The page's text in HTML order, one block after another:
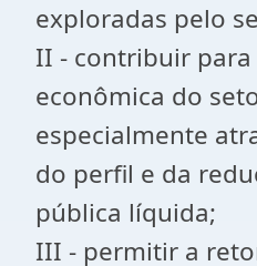
exploradas pelo
II - contribuir
econômica do
especialmente
do perfil e da
pública líquida;
III - permitir a